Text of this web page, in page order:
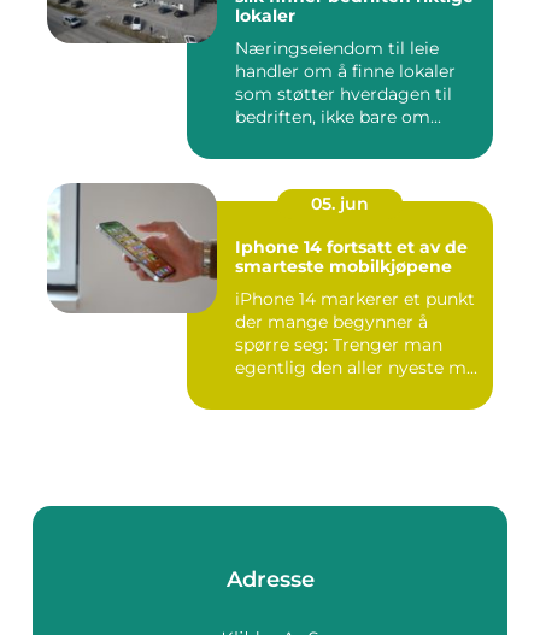
lokaler
Næringseiendom til leie
handler om å finne lokaler
som støtter hverdagen til
bedriften, ikke bare om...
05. jun
Iphone 14 fortsatt et av de
smarteste mobilkjøpene
iPhone 14 markerer et punkt
der mange begynner å
spørre seg: Trenger man
egentlig den aller nyeste m...
Adresse